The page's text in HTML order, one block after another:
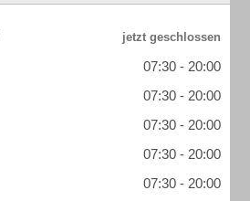
07:30 - 20:00
07:30 - 20:00
07:30 - 20:00
07:30 - 20:00
07:30 - 20:00